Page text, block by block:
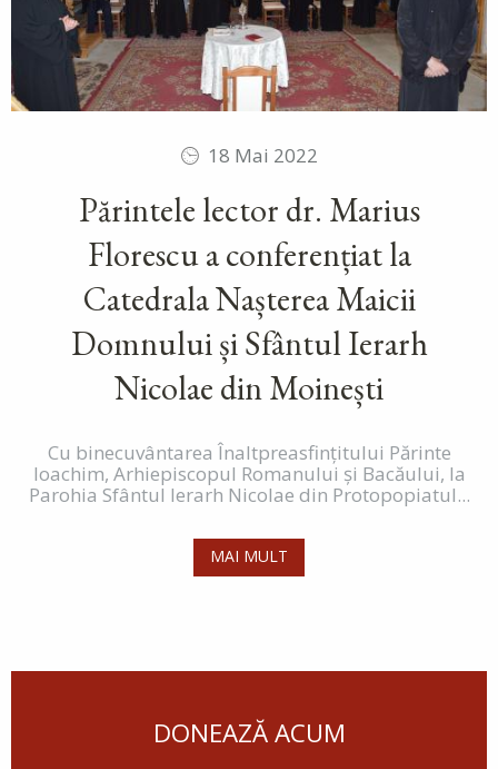
18 Mai 2022
Părintele lector dr. Marius
Florescu a conferențiat la
Catedrala Nașterea Maicii
Domnului și Sfântul Ierarh
Nicolae din Moinești
Cu binecuvântarea Înaltpreasfințitului Părinte
Ioachim, Arhiepiscopul Romanului și Bacăului, la
Parohia Sfântul Ierarh Nicolae din Protopopiatul...
MAI MULT
DONEAZĂ ACUM